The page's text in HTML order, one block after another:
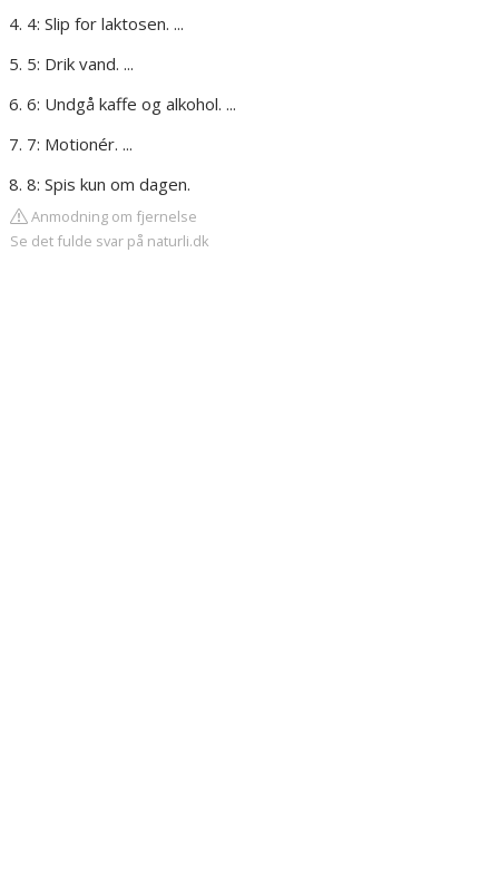
4: Slip for laktosen. ...
5: Drik vand. ...
6: Undgå kaffe og alkohol. ...
7: Motionér. ...
8: Spis kun om dagen.
Anmodning om fjernelse
Se det fulde svar på naturli.dk